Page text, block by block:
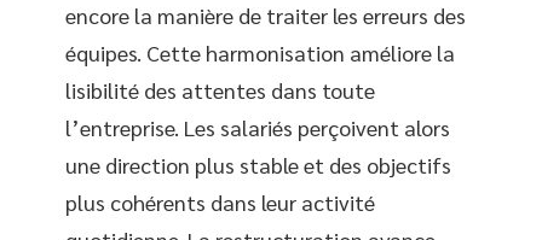
encore la manière de traiter les erreurs des
équipes. Cette harmonisation améliore la
lisibilité des attentes dans toute
l’entreprise. Les salariés perçoivent alors
une direction plus stable et des objectifs
plus cohérents dans leur activité